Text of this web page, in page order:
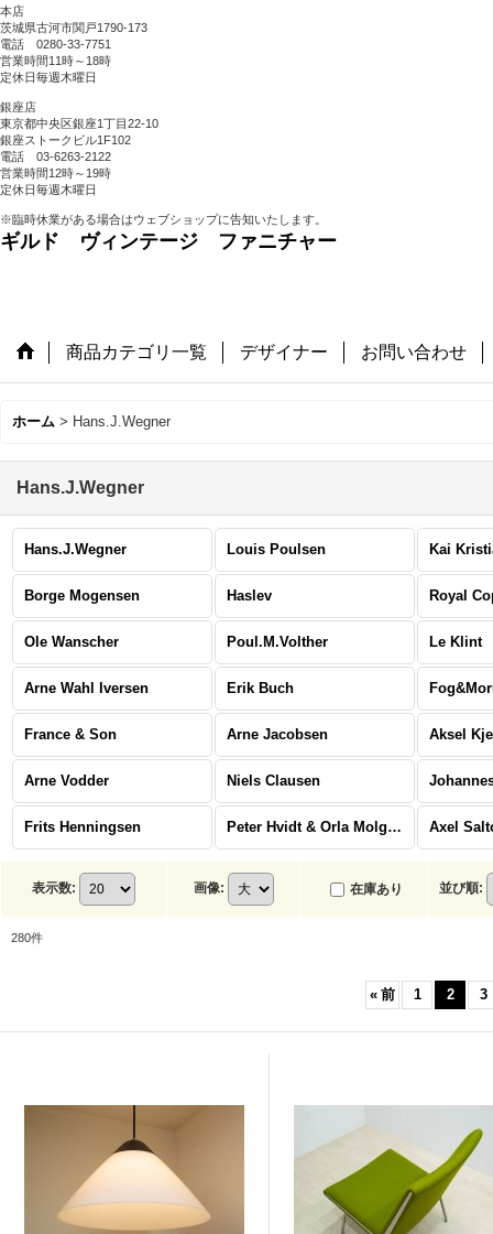
本店
茨城県古河市関戸1790-173
電話 0280-33-7751
営業時間11時～18時
定休日毎週木曜日
銀座店
東京都中央区銀座1丁目22-10
銀座ストークビル1F102
電話 03-6263-2122
営業時間12時～19時
定休日毎週木曜日
※臨時休業がある場合はウェブショップに告知いたします。
ギルド ヴィンテージ ファニチャー
商品カテゴリ一覧 デザイナー お問い合わせ
ホーム > Hans.J.Wegner
Hans.J.Wegner
Hans.J.Wegner Louis Poulsen Kai
Borge Mogensen Haslev Royal
Ole Wanscher Poul.M.Volther Le Klint
Arne Wahl Iversen Erik Buch
France & Son Arne Jacobsen Aksel
Arne Vodder Niels Clausen
Frits Henningsen Peter Hvidt & Orla Molgaard Nielsen Axel
表示数: 画像: 在庫あり 並び順:
280件
« 前 1 2 3